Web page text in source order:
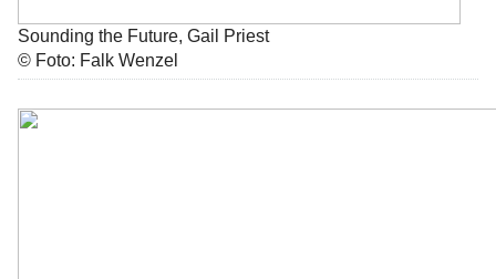
Sounding the Future, Gail Priest
© Foto: Falk Wenzel